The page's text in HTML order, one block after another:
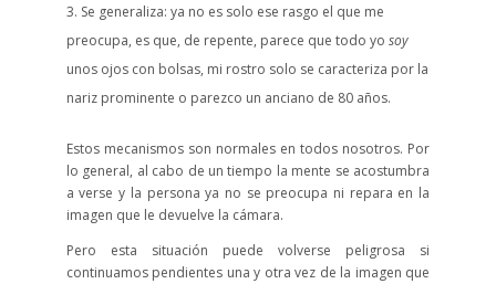
Se generaliza: ya no es solo ese rasgo el que me
preocupa, es que, de repente, parece que todo yo soy
unos ojos con bolsas, mi rostro solo se caracteriza por la
nariz prominente o parezco un anciano de 80 años.
Estos mecanismos son normales en todos nosotros. Por
lo general, al cabo de un tiempo la mente se acostumbra
a verse y la persona ya no se preocupa ni repara en la
imagen que le devuelve la cámara.
Pero esta situación puede volverse peligrosa si
continuamos pendientes una y otra vez de la imagen que